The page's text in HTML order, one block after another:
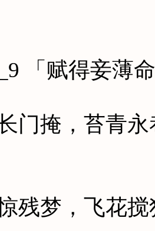
赋得妾薄命
掩，苔青永
梦，飞花搅